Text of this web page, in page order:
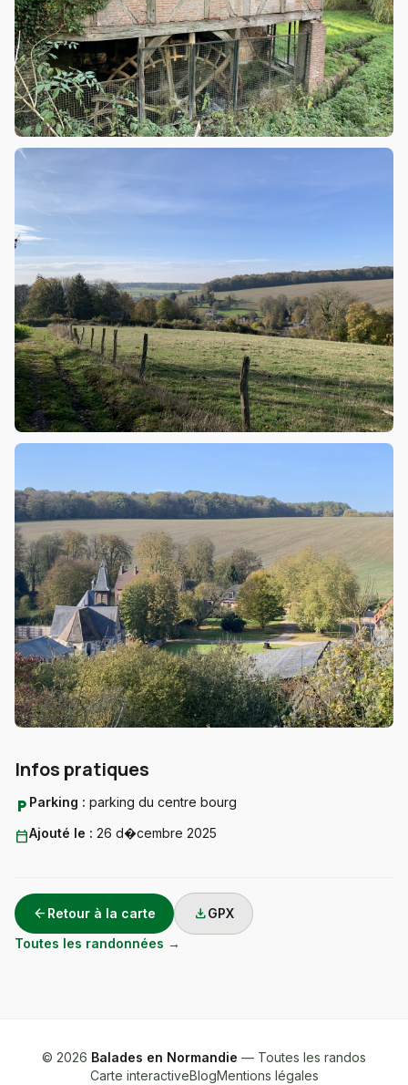
Infos pratiques
local_parking Parking : parking du centre bourg
calendar_todayAjouté le : 26 d�cembre 2025
arrow_back Retour à la carte downloadGPX
Toutes les randonnées →
© 2026 Balades en Normandie — Toutes les randos
Carte interactiveBlogMentions légales